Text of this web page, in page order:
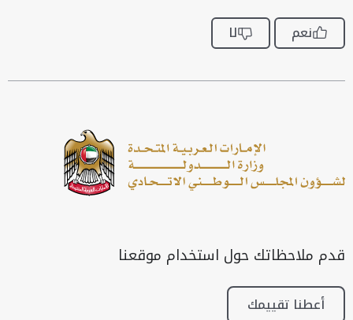
نعم لا
قدم ملاحظاتك حول استخدام موقعنا
أعطنا تقييمك